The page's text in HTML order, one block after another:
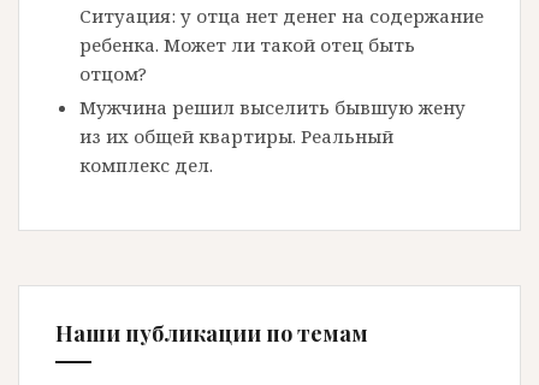
Ситуация: у отца нет денег на содержание
ребенка. Может ли такой отец быть
отцом?
Мужчина решил выселить бывшую жену
из их общей квартиры. Реальный
комплекс дел.
Наши публикации по темам